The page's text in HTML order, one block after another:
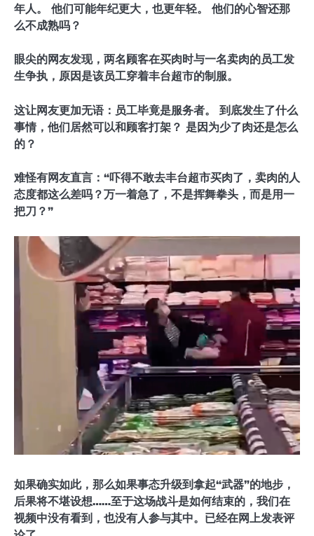
年人。 他们可能年纪更大，也更年轻。 他们的心智还那
么不成熟吗？
眼尖的网友发现，两名顾客在买肉时与一名卖肉的员工发
生争执，原因是该员工穿着丰台超市的制服。
这让网友更加无语：员工毕竟是服务者。 到底发生了什么
事情，他们居然可以和顾客打架？ 是因为少了肉还是怎么
的？
难怪有网友直言：“吓得不敢去丰台超市买肉了，卖肉的人
态度都这么差吗？万一着急了，不是挥舞拳头，而是用一
把刀？”
如果确实如此，那么如果事态升级到拿起“武器”的地步，
后果将不堪设想……至于这场战斗是如何结束的，我们在
视频中没有看到，也没有人参与其中。已经在网上发表评